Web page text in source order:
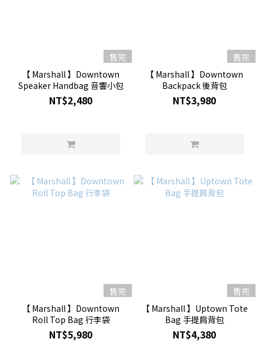
售完
【 Marshall 】Downtown
Speaker Handbag 音響小包
NT$2,480
售完
【 Marshall 】Downtown
Backpack 後背包
NT$3,980
售完
【 Marshall 】Downtown
Roll Top Bag 行李袋
NT$5,980
售完
【 Marshall 】Uptown Tote
Bag 手提肩背包
NT$4,380